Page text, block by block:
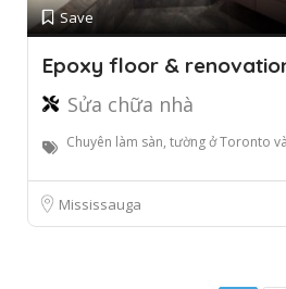
Save
Epoxy floor &
Sửa chữa nhà
Chuyên làm sàn, tường ở Toronto
Mississauga